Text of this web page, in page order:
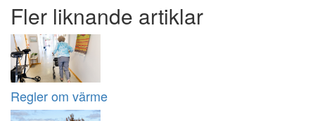
Fler liknande artiklar
Regler om värme